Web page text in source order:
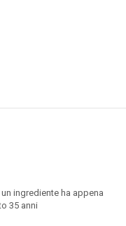
ingrediente ha appena
35 anni